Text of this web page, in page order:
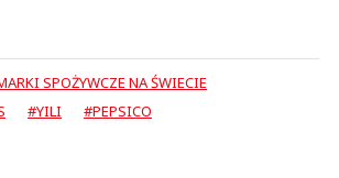
SPOŻYWCZE NA ŚWIECIE
#YILI #PEPSICO